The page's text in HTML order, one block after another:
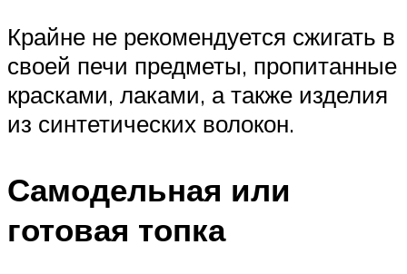
Крайне не рекомендуется сжигать в
своей печи предметы, пропитанные
красками, лаками, а также изделия
из синтетических волокон.
Самодельная или
готовая топка